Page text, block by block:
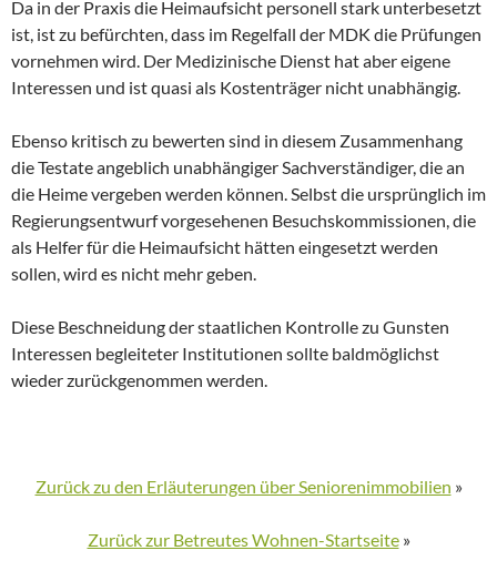
Da in der Praxis die Heimaufsicht personell stark unterbesetzt
ist, ist zu befürchten, dass im Regelfall der MDK die Prüfungen
vornehmen wird. Der Medizinische Dienst hat aber eigene
Interessen und ist quasi als Kostenträger nicht unabhängig.
Ebenso kritisch zu bewerten sind in diesem Zusammenhang
die Testate angeblich unabhängiger Sachverständiger, die an
die Heime vergeben werden können. Selbst die ursprünglich im
Regierungsentwurf vorgesehenen Besuchskommissionen, die
als Helfer für die Heimaufsicht hätten eingesetzt werden
sollen, wird es nicht mehr geben.
Diese Beschneidung der staatlichen Kontrolle zu Gunsten
Interessen begleiteter Institutionen sollte baldmöglichst
wieder zurückgenommen werden.
Zurück zu den Erläuterungen über Seniorenimmobilien »
Zurück zur Betreutes Wohnen-Startseite»